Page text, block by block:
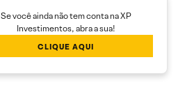
Se você ainda não tem conta na XP
Investimentos, abra a sua!
CLIQUE AQUI